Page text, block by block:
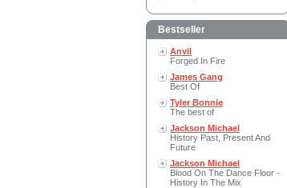
Bestseller
Anvil
Forged In Fire
James Gang
Best Of
Tyler Bonnie
The best of
Jackson Michael
History Past, Present And
Future
Jackson Michael
Blood On The Dance Floor -
History In The Mix